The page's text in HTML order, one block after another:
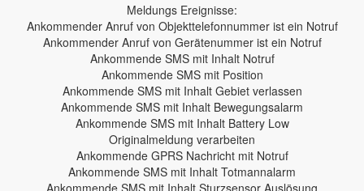
Meldungs Ereignisse:
Ankommender Anruf von Objekttelefonnummer ist ein Notruf
Ankommender Anruf von Gerätenummer ist ein Notruf
Ankommende SMS mit Inhalt Notruf
Ankommende SMS mit Position
Ankommende SMS mit Inhalt Gebiet verlassen
Ankommende SMS mit Inhalt Bewegungsalarm
Ankommende SMS mit Inhalt Battery Low
Originalmeldung verarbeiten
Ankommende GPRS Nachricht mit Notruf
Ankommende SMS mit Inhalt Totmannalarm
Ankommende SMS mit Inhalt Sturzsensor Auslösung